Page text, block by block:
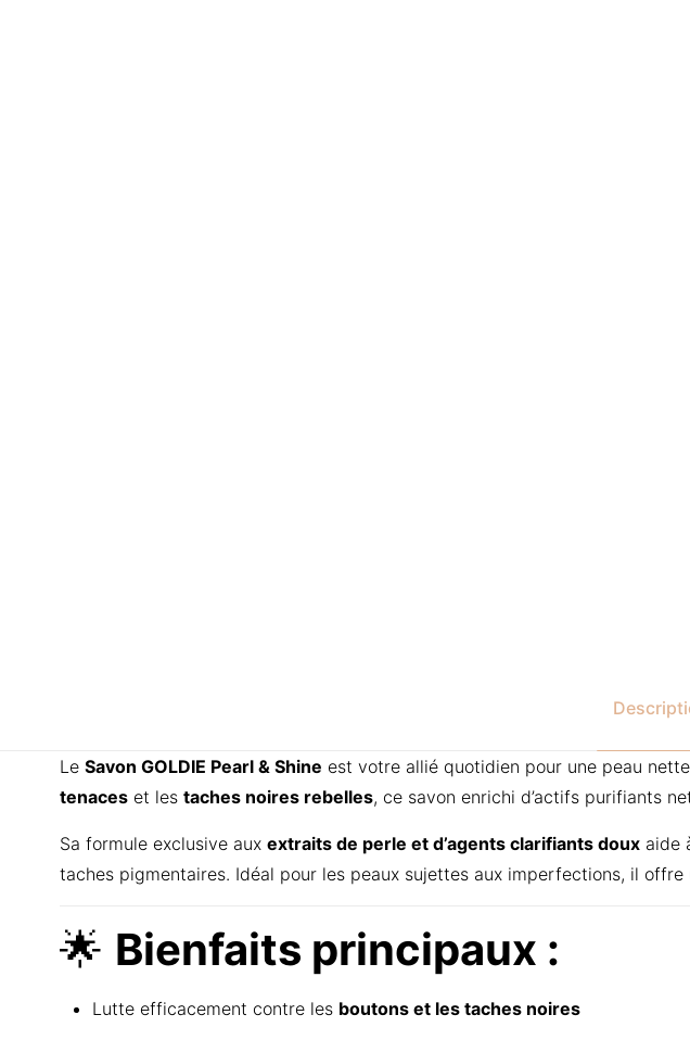
Le Savon GOLDIE Pearl & Shine est votre allié quotidien pour une peau
tenaceset les taches noires rebelles, ce savon enrichi d’actifs purifiants
Sa formule exclusive aux extraits de perle et d’agents clarifiants douxaide
taches pigmentaires. Idéal pour les peaux sujettes aux imperfections, il
🌟 Bienfaits principaux :
Lutte efficacement contre les boutons et les taches noires